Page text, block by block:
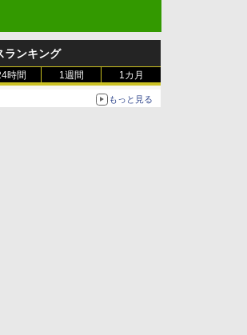
ランキング
時間 1週間 1カ月
もっと見る